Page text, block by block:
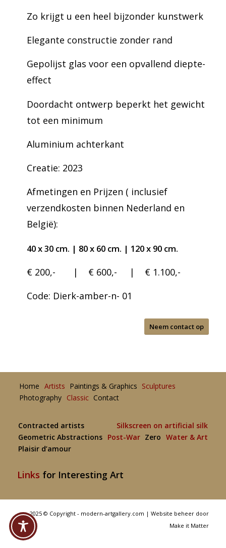
Zo krijgt u een heel bijzonder kunstwerk
Elegante constructie zonder rand
Gepolijst glas voor een opvallend diepte-
effect
Doordacht ontwerp beperkt het gewicht
tot een minimum
Aluminium achterkant
Creatie: 2023
Afmetingen en Prijzen ( inclusief
verzendkosten binnen Nederland en
België):
40 x 30 cm. | 80 x 60 cm. | 120 x 90 cm.
€ 200,- | € 600,- | € 1.100,-
Code: Dierk-amber-n- 01
Neem contact op
Home Artists Paintings & Graphics Sculptures
Photography Classic Contact
Contracted artists
Silkscreen on artificial silk
Geometric Abstractions
Post-War Zero Water & Art
Plaisir d’amour
Links for Interesting Art
2025 © Copyright - modern-artgallery.com |Website beheer door
Make it Matter